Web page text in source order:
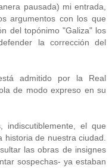
pausada) mi entrada,
argumentos con los que
del topónimo "Galiza" los
la corrección del
admitido por la Real
de modo expreso en su
el que
de nuestra ciudad.
las obras de insignes
sospechas- ya estaban